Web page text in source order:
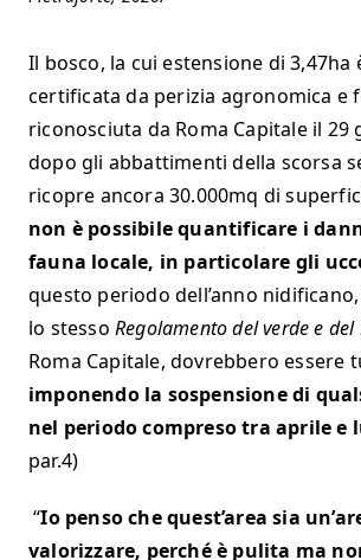
Il bosco, la cui estensione di 3,47ha
certificata da perizia agronomica e
riconosciuta da Roma Capitale il 29
dopo gli abbattimenti della scorsa
ricopre ancora 30.000mq di
non è possibile quantificare i
fauna locale, in particolare gli
questo periodo dell’anno
lo stesso Regolamento del verde e del
Roma Capitale, dovrebbero essere
imponendo la sospensione di
nel periodo compreso tra aprile e
par.4)
“Io penso che quest’area sia
valorizzare, perché è pulita ma